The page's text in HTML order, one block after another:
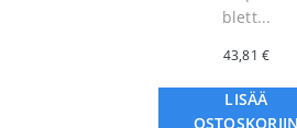
blett...
43,81€
LISÄÄ
OSTOSKORIIN